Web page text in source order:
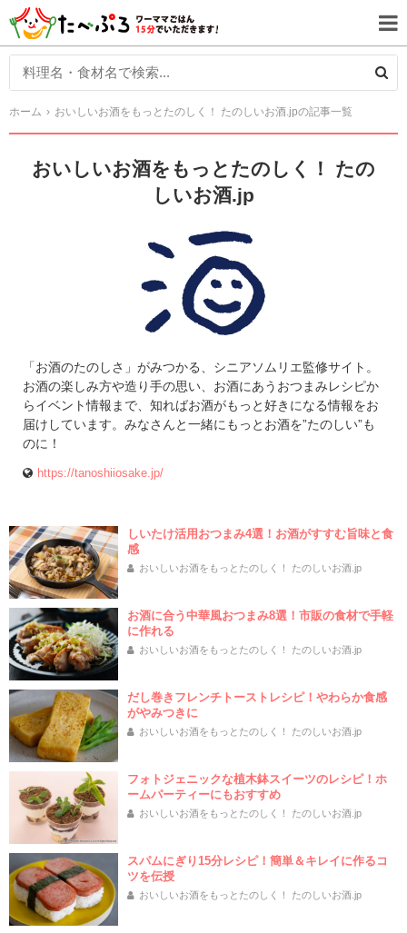
ホーム おいしいお酒をもっとたのしく！ たのしいお酒.jpの記事一覧
おいしいお酒をもっとたのしく！ たの
しいお酒.jp
「お酒のたのしさ」がみつかる、シニアソムリエ監修サイト。
お酒の楽しみ方や造り手の思い、お酒にあうおつまみレシピか
らイベント情報まで、知ればお酒がもっと好きになる情報をお
届けしています。みなさんと一緒にもっとお酒を”たのしい”も
のに！
https://tanoshiiosake.jp/
しいたけ活用おつまみ4選！お酒がすすむ旨味と食
感
おいしいお酒をもっとたのしく！ たのしいお酒.jp
お酒に合う中華風おつまみ8選！市販の食材で手軽
に作れる
おいしいお酒をもっとたのしく！ たのしいお酒.jp
だし巻きフレンチトーストレシピ！やわらか食感
がやみつきに
おいしいお酒をもっとたのしく！ たのしいお酒.jp
フォトジェニックな植木鉢スイーツのレシピ！ホ
ームパーティーにもおすすめ
おいしいお酒をもっとたのしく！ たのしいお酒.jp
スパムにぎり15分レシピ！簡単＆キレイに作るコ
ツを伝授
おいしいお酒をもっとたのしく！ たのしいお酒.jp